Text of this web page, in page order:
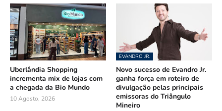
Uberlândia Shopping
incrementa mix de lojas com
a chegada da Bio Mundo
10 Agosto, 2026
EVANDRO JR.
Novo sucesso de Evandro Jr.
ganha força em roteiro de
divulgação pelas principais
emissoras do Triângulo
Mineiro